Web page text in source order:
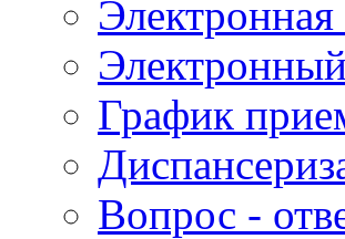
График
Вопрос -